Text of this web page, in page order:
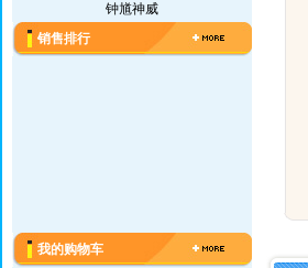
钟馗神威
销售排行
我的购物车